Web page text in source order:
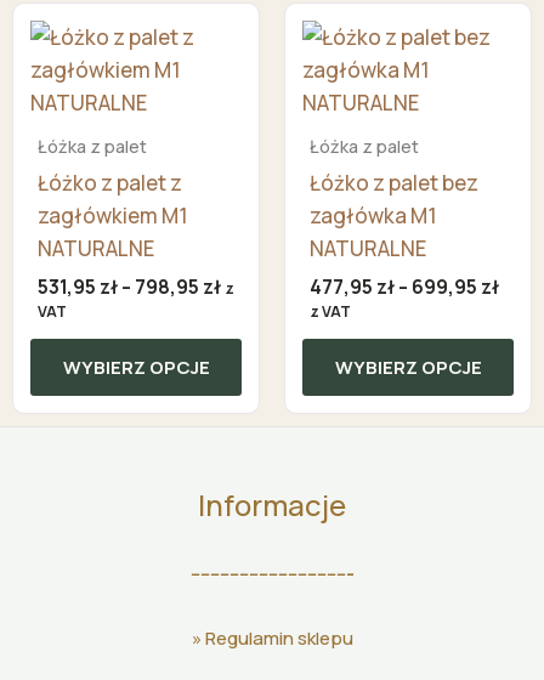
Łóżka z palet
Łóżko z palet z
zagłówkiem M1
NATURALNE
531,95 zł– 798,95 zł
Zakres
z
VAT
WYBIERZ OPCJE
Ten
produkt
ma
wiele
wariantów.
Opcje
można
wybrać
na
stronie
produktu
Łóżka z palet
Łóżko z palet bez
zagłówka M1
NATURALNE
477,95 zł– 699,95 zł
z VAT
WYBIERZ OPCJE
Ten
produkt
ma
wiele
wariantów.
Opcje
można
wybrać
na
stronie
produktu
Informacje
---------------------------------
»Regulamin sklepu